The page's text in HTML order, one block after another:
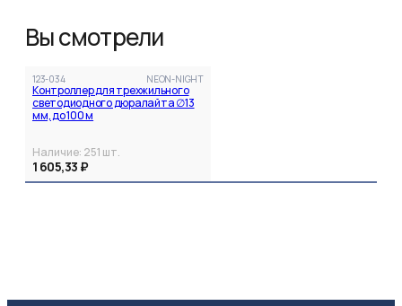
Вы смотрели
123-034 NEON-NIGHT
Контроллер для трехжильного
светодиодного дюралайта ∅13
мм, до 100 м
Наличие: 251 шт.
1 605,33 ₽